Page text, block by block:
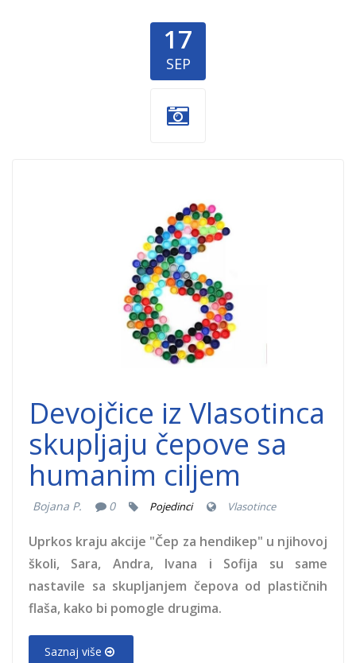
17
SEP
6-meseci-
prikupljanja-
cepova-
devojcice-
vlasotince.jpg
Devojčice iz Vlasotinca
skupljaju čepove sa
humanim ciljem
Bojana P. 0 Pojedinci Vlasotince
Uprkos kraju akcije "Čep za hendikep" u njihovoj
školi, Sara, Andra, Ivana i Sofija su same
nastavile sa skupljanjem čepova od plastičnih
flaša, kako bi pomogle drugima.
Saznaj više